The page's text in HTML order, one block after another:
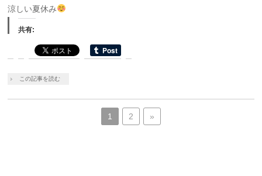
涼しい夏休み
共有:
この記事を読む
1 2 »